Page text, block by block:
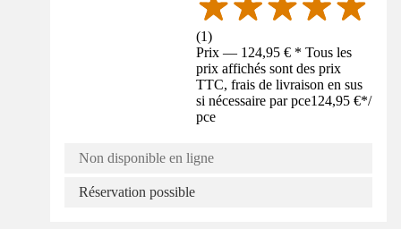
(1)
Prix — 124,95 € * Tous les
prix affichés sont des prix
TTC, frais de livraison en sus
si nécessaire par pce124,95 €*/
pce
Non disponible en ligne
Réservation possible